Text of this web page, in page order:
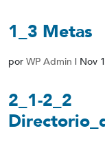
1_3 Metas
por WP Admin | Nov
2_1-2_2